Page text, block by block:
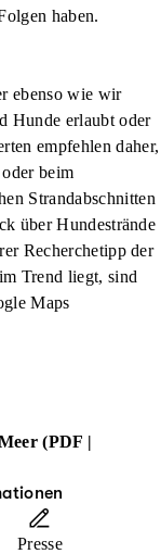
haben.
ebenso wie wir
Hunde erlaubt oder
empfehlen daher,
beim
Strandabschnitten
über Hundestrände
Recherchetipp der
Trend liegt, sind
Maps
(PDF |
Presse